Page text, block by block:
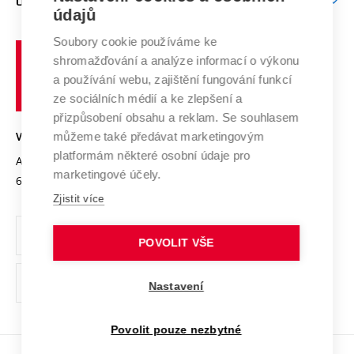
E-přihláška
Systém zajišťování kvality výzkumu
Výzkumné infrastruktury
Transfer znalostí
Open Science
Projekty
Projekty ze strukturálních fondů
Specifický výzkum
Zahraniční spolupráce
Spolupráce se školami
Mezinárodní dohody
Univerzitní sítě
Profil univerzity
Udržitelná univerzita
Podnikavá univerzita / ContriBUTe
Bezpečná univerzita
Vyznamenání
Organizační struktura
Ochrana osobních údajů
odkaz)
učení
technické
Brně
VYSOKÉ UČENÍ TECHNICKÉ V BRNĚ
Antonínská 548/1
602 00 Brno
www.vut.cz
vut@vutbr.cz
údajů
Soubory cookie používáme ke
shromažďování a analýze informací o výkonu
a používání webu, zajištění fungování funkcí
ze sociálních médií a ke zlepšení a
přizpůsobení obsahu a reklam. Se souhlasem
můžeme také předávat marketingovým
platformám některé osobní údaje pro
marketingové účely.
Zjistit více
POVOLIT VŠE
Nastavení
Povolit pouze nezbytné